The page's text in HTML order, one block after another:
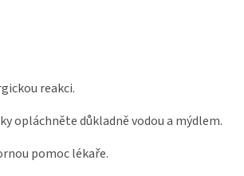
reakci.
opláchněte důkladně vodou a mýdlem.
pomoc lékaře.